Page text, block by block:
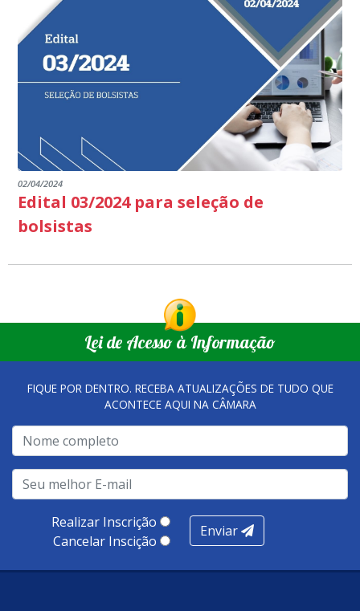
02/04/2024
Edital 03/2024 para seleção de
bolsistas
Lei de Acesso à Informação
FIQUE POR DENTRO. RECEBA ATUALIZAÇÕES DE TUDO QUE
ACONTECE AQUI NA CÂMARA
Realizar Inscrição
Cancelar Inscição
Enviar